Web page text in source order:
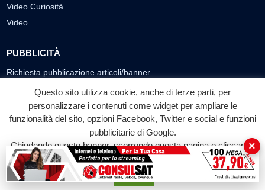
Video Curiosità
Video
PUBBLICITÀ
Richiesta pubblicazione articoli/banner
SEGUICI SUI SOCIAL
f
Facebook
◎ ▶
YouTube
© 2026 LABTV - Tutti i diritti riservati
Questo sito utilizza cookie, anche di terze parti, per
personalizzare i contenuti come widget per ampliare le
funzionalità del sito, opzioni Facebook, Twitter e social e funzioni
pubblicitarie di Google.
Chiudendo questo banner, scorrendo questa pagina o cliccando
su qualunque suo elemento acconsenti all'uso dei cookie.
Accetta
×